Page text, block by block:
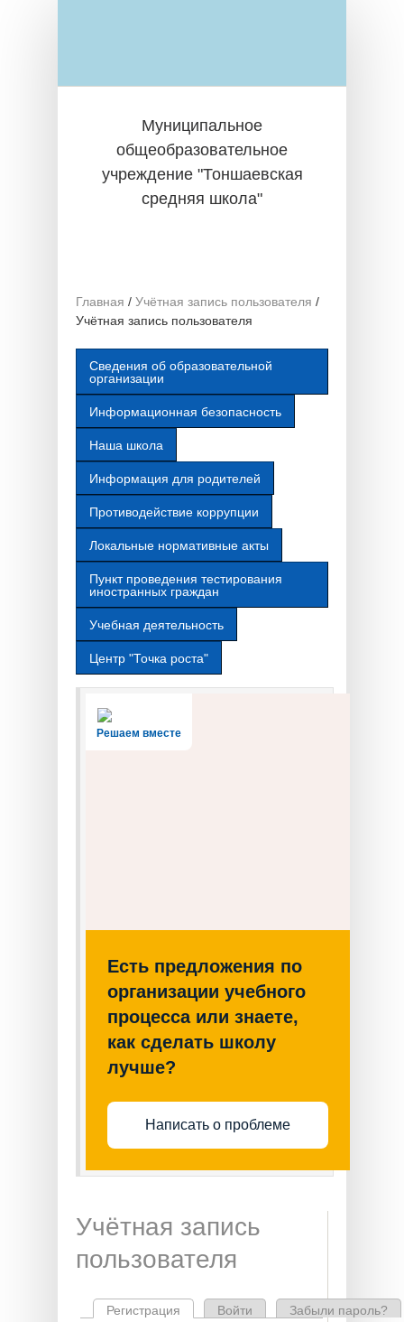
Муниципальное
общеобразовательное
учреждение "Тоншаевская
средняя школа"
Главная / Учётная запись пользователя /
Учётная запись пользователя
Сведения об образовательной
организации
Информационная безопасность
Наша школа
Информация для родителей
Противодействие коррупции
Локальные нормативные акты
Пункт проведения тестирования
иностранных граждан
Учебная деятельность
Центр "Точка роста"
Решаем вместе
Есть предложения по
организации учебного
процесса или знаете,
как сделать школу
лучше?
Написать о проблеме
Учётная запись
пользователя
Регистрация (активная вкладка)
Войти Забыли пароль?